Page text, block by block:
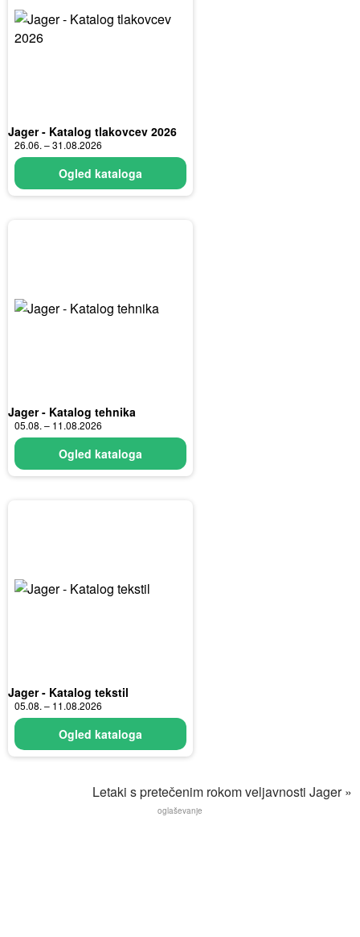
Jager - Katalog tlakovcev 2026
26.06. – 31.08.2026
Ogled kataloga
Jager - Katalog tehnika
05.08. – 11.08.2026
Ogled kataloga
Jager - Katalog tekstil
05.08. – 11.08.2026
Ogled kataloga
Letaki s pretečenim rokom veljavnosti Jager »
oglaševanje